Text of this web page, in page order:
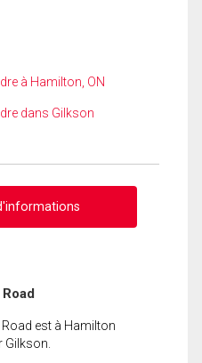
à Hamilton, ON
dans Gilkson
est à Hamilton
Gilkson.